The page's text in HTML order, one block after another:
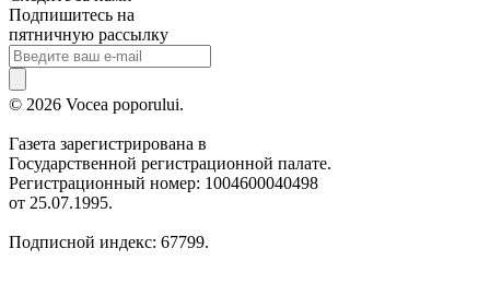
Подпишитесь на
пятничную рассылку
© 2026 Vocea poporului.
Газета зарегистрирована в
Государственной регистрационной палате.
Регистрационный номер: 1004600040498
от 25.07.1995.
Подписной индекс: 67799.